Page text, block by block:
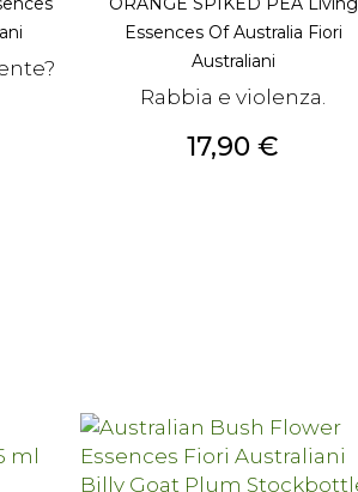
Essences Of Australia Fiori
Australiani
Rabbia e violenza.
Prezzo
17,90 €